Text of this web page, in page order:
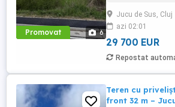
Promovat 6
Judetean. Accesul
Jucu de Mijloc,
...
Jucu de Sus, Cluj
azi 02:01
29 700 EUR
Repostat
Teren cu
front 32 m –